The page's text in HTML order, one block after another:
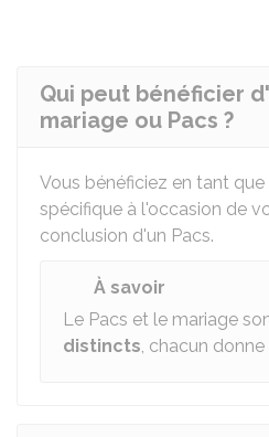
Qui peut bénéficier
mariage ou Pacs ?
Vous bénéficiez en tant
spécifique à l'occasion de
conclusion d'un Pacs.
À savoir
Le Pacs et le mariage
distincts, chacun